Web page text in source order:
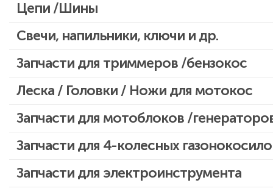
Запчасти для бензопил Oleo-mac, Echo и др.
Цепи /Шины
Свечи, напильники, ключи и др.
Запчасти для триммеров /бензокос
Запчасти для Китайских триммеров
Леска / Головки / Ножи для мотокос
Запчасти для мотоблоков /
Запчасти для 4-колесных
Запчасти для электроинструмента